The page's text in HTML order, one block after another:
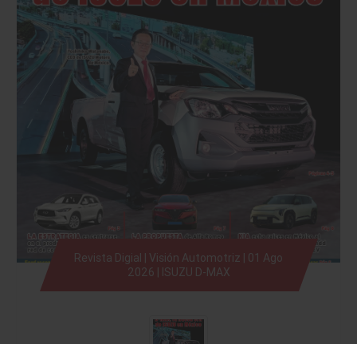
Revista Digial | Visión Automotriz | 01 Ago
2026 | ISUZU D-MAX